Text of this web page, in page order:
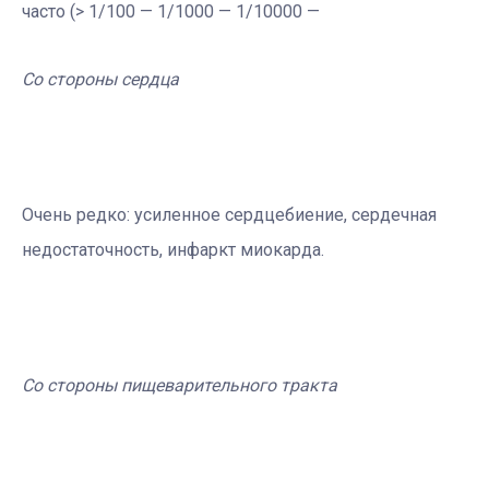
часто (> 1/100 — 1/1000 — 1/10000 —
Со стороны сердца
Очень редко: усиленное сердцебиение, сердечная
недостаточность, инфаркт миокарда.
Со стороны пищеварительного тракта